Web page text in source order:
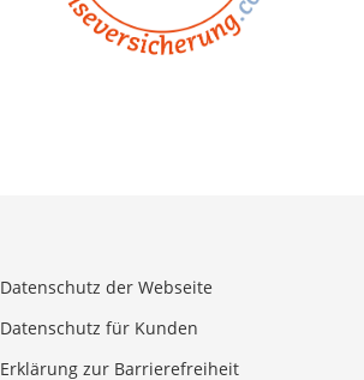
Datenschutz der Webseite
Datenschutz für Kunden
Erklärung zur Barrierefreiheit